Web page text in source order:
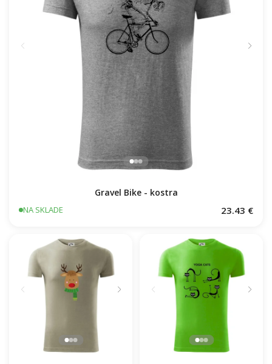
Gravel Bike - kostra
NA SKLADE 23.43 €